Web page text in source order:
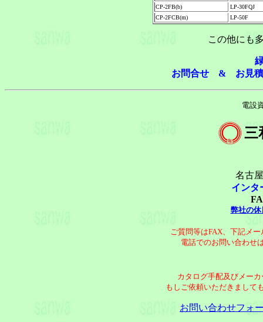
CP-2FB(b)
LP-30FQJ
CP-2FCB(m)
LP-50F
この他にも
お問合せ & お見積
電設
三
名古
インタ
弊社の
ご質問等はFAX、下記メ
電話でのお問い合わせ
カタログ手配及びメー
もしご依頼いただきまして
お問い合わせフォ